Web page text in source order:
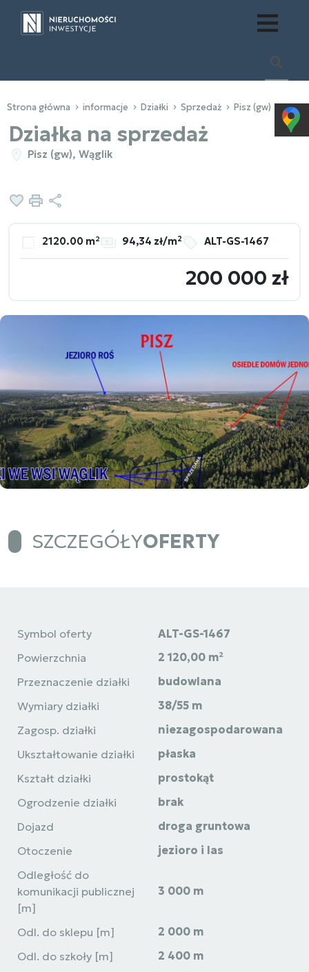
Strona główna informacje Działki Sprzedaż Pisz (gw)
Działka na sprzedaż
Pisz (gw), Wąglik
Dodaj do ulubionych
Drukuj
2120.00 m² 94,34 zł/m2 ALT-GS-1467
200 000 zł
SZCZEGÓŁYOFERTY
Symbol oferty
ALT-GS-1467
Powierzchnia
2 120,00 m²
Przeznaczenie działki
budowlana
Wymiary działki
38/55 m
Zagosp. działki
niezagospodarowana
Ukształtowanie działki
płaska
Kształt działki
prostokąt
Ogrodzenie działki
brak
Dojazd
droga gruntowa
Otoczenie
jezioro i las
Odległość do
komunikacji publicznej
[m]
3 000 m
Odl. do sklepu [m]
2 000 m
Odl. do szkoły [m]
2 400 m